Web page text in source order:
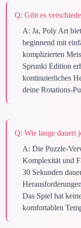
Q: Gibt es
A: Ja, Poly Art
beginnend mit
komplizierten
Sprunki Edition
kontinuierliches
deine Rotations-
Q: Wie lange dauert
A: Die Puzzle-
Komplexität und
30 Sekunden
Das Spiel hat
komfortablen